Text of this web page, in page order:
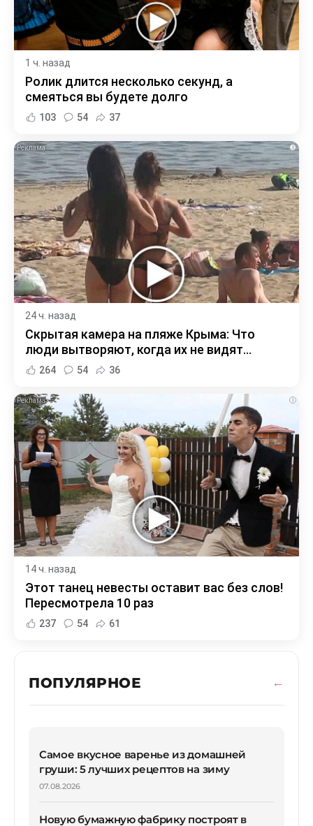
1 ч. назад
Ролик длится несколько секунд, а
смеяться вы будете долго
103 54 37
i
24 ч. назад
Скрытая камера на пляже Крыма: Что
люди вытворяют, когда их не видят...
264 54 36
i
14 ч. назад
Этот танец невесты оставит вас без слов!
Пересмотрела 10 раз
237 54 61
ПОПУЛЯРНОЕ
Самое вкусное варенье из домашней
груши: 5 лучших рецептов на зиму
07.08.2026
Новую бумажную фабрику построят в